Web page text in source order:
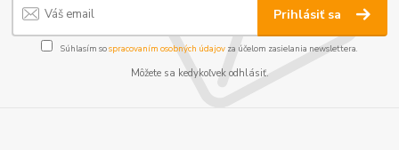
Prihlásiť sa
Súhlasím sospracovaním osobných údajov za účelom zasielania newslettera.
Môžete sa kedykoľvek odhlásiť.